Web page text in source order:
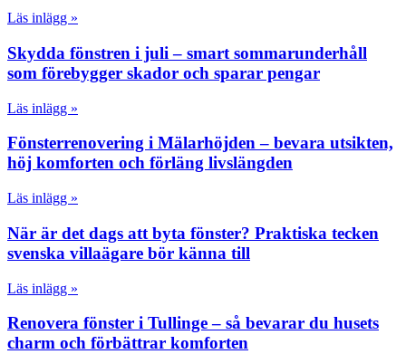
Läs inlägg »
Skydda fönstren i juli – smart sommarunderhåll
som förebygger skador och sparar pengar
Läs inlägg »
Fönsterrenovering i Mälarhöjden – bevara utsikten,
höj komforten och förläng livslängden
Läs inlägg »
När är det dags att byta fönster? Praktiska tecken
svenska villaägare bör känna till
Läs inlägg »
Renovera fönster i Tullinge – så bevarar du husets
charm och förbättrar komforten